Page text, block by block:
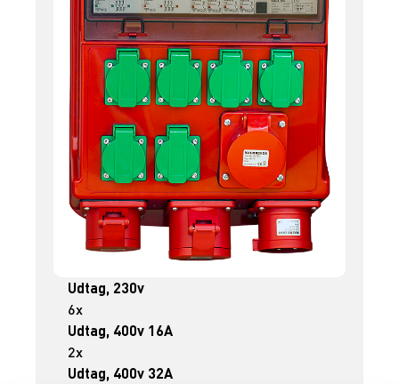
Udtag, 230v
6x
Udtag, 400v 16A
2x
Udtag, 400v 32A